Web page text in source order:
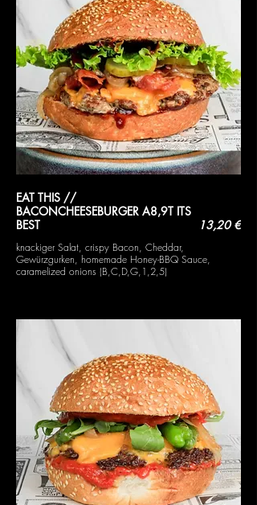
EAT THIS //
BACONCHEESEBURGER A8,9T ITS
BEST
knackiger Salat, crispy Bacon, Cheddar,
Gewürzgurken, homemade Honey-BBQ Sauce,
caramelized onions (B,C,D,G,1,2,5)
13,20 €